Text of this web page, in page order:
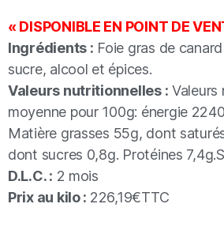
« DISPONIBLE EN POINT DE
Ingrédients : Foie gras de
sucre, alcool et épices.
Valeurs nutritionnelles : Valeurs
moyenne pour 100g: énergie
Matière grasses 55g, dont
dont sucres 0,8g. Protéines
D.L.C. : 2 mois
Prix au kilo : 226,19€TTC